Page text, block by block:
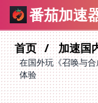
番茄加速
首页 加速国
在国外玩《召唤与
体验